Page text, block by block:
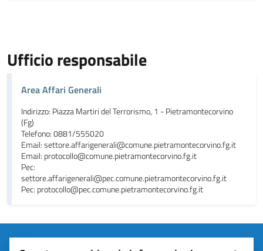
Ufficio responsabile
Area Affari Generali
Indirizzo: Piazza Martiri del Terrorismo, 1 - Pietramontecorvino
(Fg)
Telefono: 0881/555020
Email: settore.affarigenerali@comune.pietramontecorvino.fg.it
Email: protocollo@comune.pietramontecorvino.fg.it
Pec:
settore.affarigenerali@pec.comune.pietramontecorvino.fg.it
Pec: protocollo@pec.comune.pietramontecorvino.fg.it